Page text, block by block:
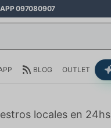
097080907
BLOG OUTLET
locales en 24hs